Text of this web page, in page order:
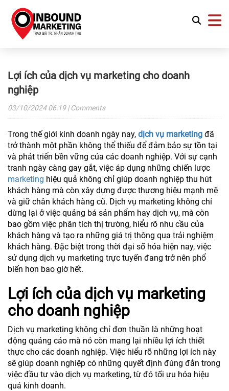
Lợi ích của dịch vụ marketing cho doanh
nghiệp
03/10/202406:19| Comments
Trong thế giới kinh doanh ngày nay, dịch vụ marketing đã
trở thành một phần không thể thiếu để đảm bảo sự tồn tại
và phát triển bền vững của các doanh nghiệp. Với sự cạnh
tranh ngày càng gay gắt, việc áp dụng những chiến lược
marketing hiệu quả không chỉ giúp doanh nghiệp thu hút
khách hàng mà còn xây dựng được thương hiệu mạnh mẽ
và giữ chân khách hàng cũ. Dịch vụ marketing không chỉ
dừng lại ở việc quảng bá sản phẩm hay dịch vụ, mà còn
bao gồm việc phân tích thị trường, hiểu rõ nhu cầu của
khách hàng và tạo ra những giá trị thông qua trải nghiệm
khách hàng. Đặc biệt trong thời đại số hóa hiện nay, việc
sử dụng dịch vụ marketing trực tuyến đang trở nên phổ
biến hơn bao giờ hết.
Lợi ích của dịch vụ marketing
cho doanh nghiệp
Dịch vụ marketing không chỉ đơn thuần là những hoạt
động quảng cáo mà nó còn mang lại nhiều lợi ích thiết
thực cho các doanh nghiệp. Việc hiểu rõ những lợi ích này
sẽ giúp doanh nghiệp có những quyết định đúng đắn trong
việc đầu tư vào dịch vụ marketing, từ đó tối ưu hóa hiệu
quả kinh doanh.